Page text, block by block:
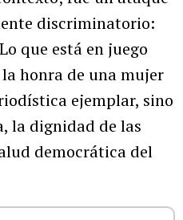
discriminatorio:
que está en juego
honra de una mujer
ejemplar, sino
la dignidad de las
democrática del